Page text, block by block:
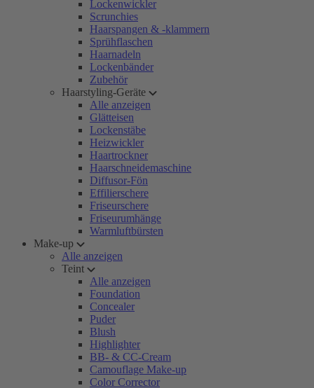
Lockenwickler
Scrunchies
Haarspangen & -klammern
Sprühflaschen
Haarnadeln
Lockenbänder
Zubehör
Haarstyling-Geräte
Alle anzeigen
Glätteisen
Lockenstäbe
Heizwickler
Haartrockner
Haarschneidemaschine
Diffusor-Fön
Effilierschere
Friseurschere
Friseurumhänge
Warmluftbürsten
Make-up
Alle anzeigen
Teint
Alle anzeigen
Foundation
Concealer
Puder
Blush
Highlighter
BB- & CC-Cream
Camouflage Make-up
Color Corrector